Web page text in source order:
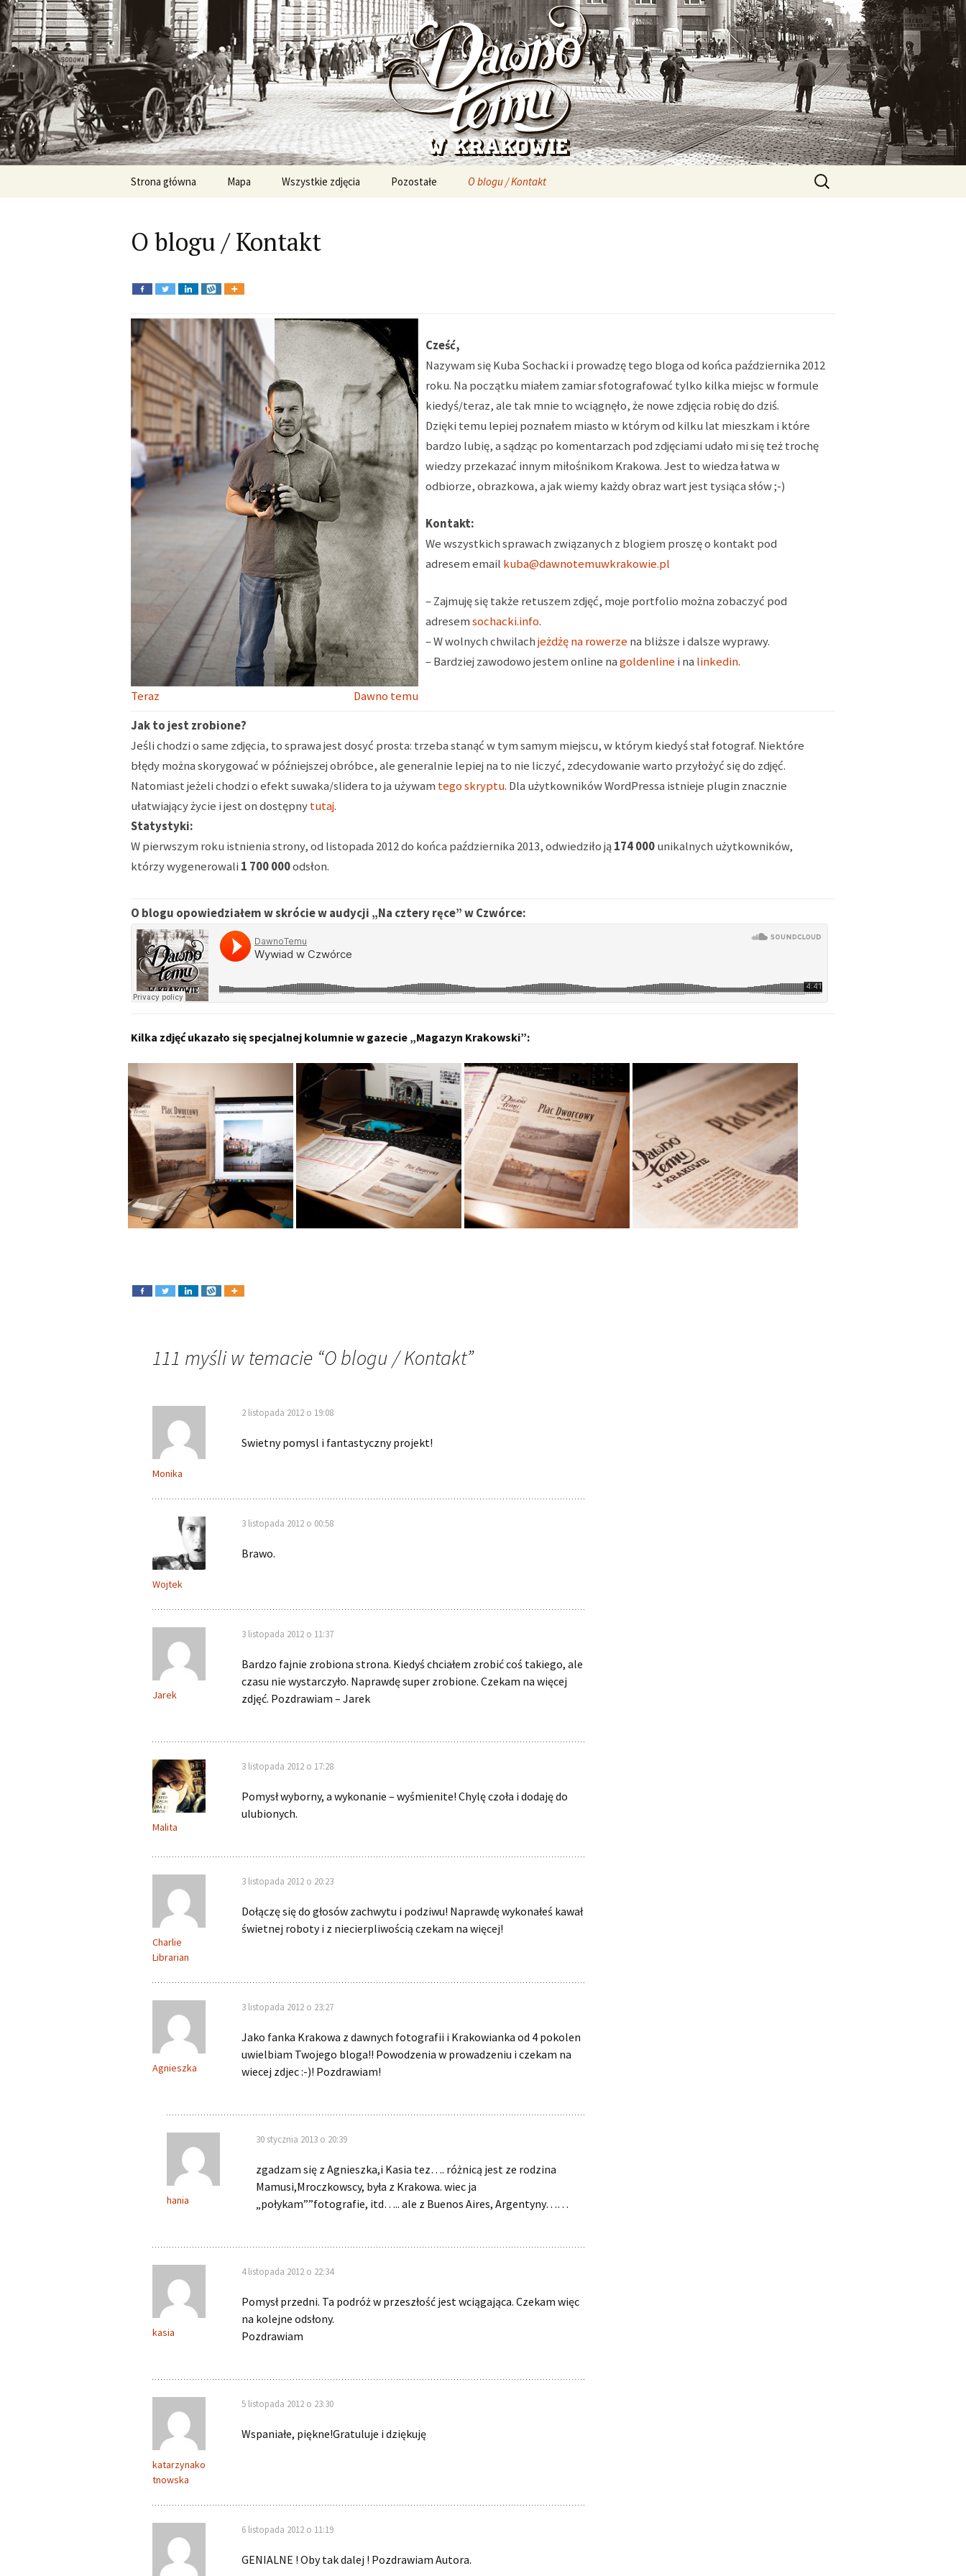
Dawno temu w Krakowie – archiwalne i
aktualne zdjęcia Krakowa
Fotograficzna podróż w czasie. Zdjęcia Krakowa, Kraków, zabytki, fotografie , foto
Strona główna Mapa Wszystkie zdjęcia Pozostałe O blogu / Kontakt
Szukaj:
O blogu / Kontakt
Teraz Dawno temu
Cześć,
Nazywam się Kuba Sochacki i prowadzę tego bloga od końca października 2012
roku. Na początku miałem zamiar sfotografować tylko kilka miejsc w formule
kiedyś/teraz, ale tak mnie to wciągnęło, że nowe zdjęcia robię do dziś.
Dzięki temu lepiej poznałem miasto w którym od kilku lat mieszkam i które
bardzo lubię, a sądząc po komentarzach pod zdjęciami udało mi się też trochę
wiedzy przekazać innym miłośnikom Krakowa. Jest to wiedza łatwa w
odbiorze, obrazkowa, a jak wiemy każdy obraz wart jest tysiąca słów ;-)
Kontakt:
We wszystkich sprawach związanych z blogiem proszę o kontakt pod
adresem email kuba@dawnotemuwkrakowie.pl
– Zajmuję się także retuszem zdjęć, moje portfolio można zobaczyć pod
adresemsochacki.info.
– W wolnych chwilachjeżdżę na rowerze na bliższe i dalsze wyprawy.
– Bardziej zawodowo jestem online nagoldenline i na linkedin.
Jak to jest zrobione?
Jeśli chodzi o same zdjęcia, to sprawa jest dosyć prosta: trzeba stanąć w tym samym miejscu, w którym kiedyś stał fotograf. Niektóre
błędy można skorygować w późniejszej obróbce, ale generalnie lepiej na to nie liczyć, zdecydowanie warto przyłożyć się do zdjęć.
Natomiast jeżeli chodzi o efekt suwaka/slidera to ja używam tego skryptu. Dla użytkowników WordPressa istnieje plugin znacznie
ułatwiający życie i jest on dostępnytutaj.
Statystyki:
W pierwszym roku istnienia strony, od listopada 2012 do końca października 2013, odwiedziło ją174 000unikalnych użytkowników,
którzy wygenerowali 1 700 000odsłon.
O blogu opowiedziałem w skrócie w audycji „Na cztery ręce” w Czwórce:
Kilka zdjęć ukazało się specjalnej kolumnie w gazecie „Magazyn Krakowski”:
111 myśli w temacie “O blogu / Kontakt”
Monika
2 listopada 2012 o 19:08
Swietny pomysl i fantastyczny projekt!
Wojtek
3 listopada 2012 o 00:58
Brawo.
Jarek
3 listopada 2012 o 11:37
Bardzo fajnie zrobiona strona. Kiedyś chciałem zrobić coś takiego, ale
czasu nie wystarczyło. Naprawdę super zrobione. Czekam na więcej
zdjęć. Pozdrawiam – Jarek
Malita
3 listopada 2012 o 17:28
Pomysł wyborny, a wykonanie – wyśmienite! Chylę czoła i dodaję do
ulubionych.
Charlie
Librarian
3 listopada 2012 o 20:23
Dołączę się do głosów zachwytu i podziwu! Naprawdę wykonałeś kawał
świetnej roboty i z niecierpliwością czekam na więcej!
Agnieszka
3 listopada 2012 o 23:27
Jako fanka Krakowa z dawnych fotografii i Krakowianka od 4 pokolen
uwielbiam Twojego bloga!! Powodzenia w prowadzeniu i czekam na
wiecej zdjec :-)! Pozdrawiam!
hania
30 stycznia 2013 o 20:39
zgadzam się z Agnieszka,i Kasia tez…. różnicą jest ze rodzina
Mamusi,Mroczkowscy, była z Krakowa. wiec ja
„połykam””fotografie, itd….. ale z Buenos Aires, Argentyny……
kasia
4 listopada 2012 o 22:34
Pomysł przedni. Ta podróż w przeszłość jest wciągająca. Czekam więc
na kolejne odsłony.
Pozdrawiam
katarzynako
tnowska
5 listopada 2012 o 23:30
Wspaniałe, piękne!Gratuluje i dziękuję
6 listopada 2012 o 11:19
GENIALNE ! Oby tak dalej ! Pozdrawiam Autora.